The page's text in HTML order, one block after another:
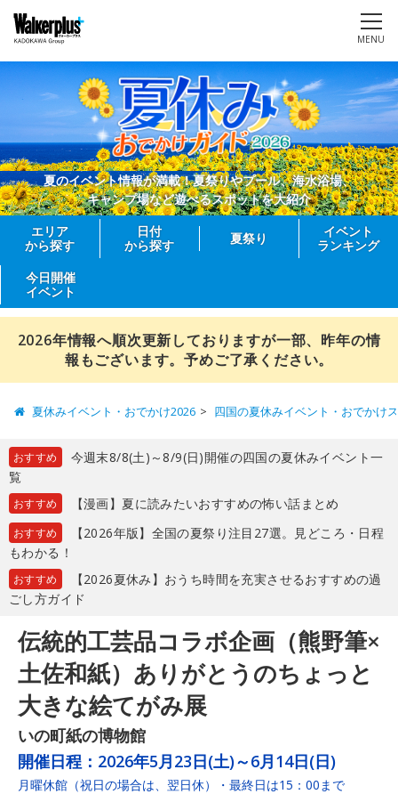
MENU
夏のイベント情報が満載！夏祭りやプール、海水浴場、
キャンプ場など遊べるスポットを大紹介
エリア
から探す
日付
から探す
夏祭り
イベント
ランキング
今日開催
イベント
2026年情報へ順次更新しておりますが一部、昨年の情
報もございます。予めご了承ください。
夏休みイベント・おでかけ2026 四国の夏休みイベント・おでかけ
おすすめ
今週末8/8(土)～8/9(日)開催の四国の夏休みイベント一
覧
おすすめ 【漫画】夏に読みたいおすすめの怖い話まとめ
おすすめ
【2026年版】全国の夏祭り注目27選。見どころ・日程
もわかる！
おすすめ
【2026夏休み】おうち時間を充実させるおすすめの過
ごし方ガイド
伝統的工芸品コラボ企画（熊野筆×
土佐和紙）ありがとうのちょっと
大きな絵てがみ展
いの町紙の博物館
開催日程： 2026年5月23日(土)～6月14日(日)
月曜休館（祝日の場合は、翌日休）・最終日は15：00まで